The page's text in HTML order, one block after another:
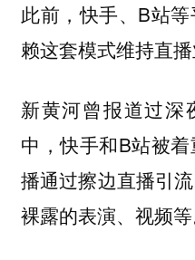
此前，快手、B站
赖这套模式维持直播
新黄河曾报道过深
中，快手和B站被
播通过擦边直播引
裸露的表演、视频等